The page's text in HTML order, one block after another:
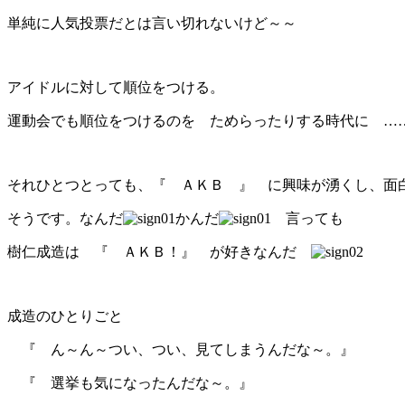
単純に人気投票だとは言い切れないけど～～
アイドルに対して順位をつける。
運動会でも順位をつけるのを ためらったりする時代に
それひとつとっても、『 ＡＫＢ 』 に興味が湧くし、面
そうです。なんだ かんだ 言っても
樹仁成造は 『 ＡＫＢ！』 が好きなんだ
成造のひとりごと
『 ん～ん～つい、つい、見てしまうんだな～。』
『 選挙も気になったんだな～。』